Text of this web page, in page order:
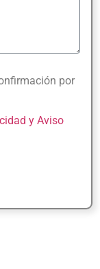
por
y Aviso